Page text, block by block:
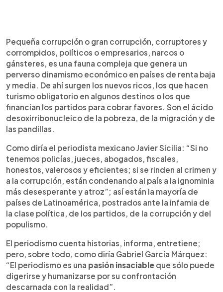
Pequeña corrupción o gran corrupción, corruptores y
corrompidos, políticos o empresarios, narcos o
gánsteres, es una fauna compleja que genera un
perverso dinamismo económico en países de renta baja
y media. De ahí surgen los nuevos ricos, los que hacen
turismo obligatorio en algunos destinos o los que
financian los partidos para cobrar favores. Son el ácido
desoxirribonucleico de la pobreza, de la migración y de
las pandillas.
Como diría el periodista mexicano Javier Sicilia: “Si no
tenemos policías, jueces, abogados, fiscales,
honestos, valerosos y eficientes; si se rinden al crimen y
a la corrupción, están condenando al país a la ignominia
más desesperante y atroz”; así están la mayoría de
países de Latinoamérica, postrados ante la infamia de
la clase política, de los partidos, de la corrupción y del
populismo.
El periodismo cuenta historias, informa, entretiene;
pero, sobre todo, como diría Gabriel García Márquez:
“El periodismo es una pasión insaciable que sólo puede
digerirse y humanizarse por su confrontación
descarnada con la realidad”.